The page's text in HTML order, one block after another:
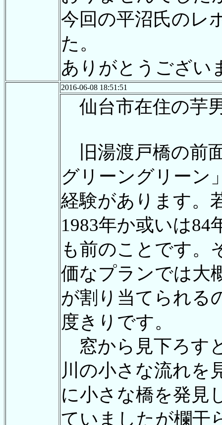
今回の平沼氏のレ
た。
ありがとうござい
2016-06-08 18:51:51
仙台市在住の芋
旧湯渡戸橋の前
グリーングリーン
経験があります。
1983年か或いは84
も前のことです。
価なプランでは大
が割り当てられる
度きりです。
窓から見下ろす
川の小さな流れを
に小さな橋を発見
ていましたが欄干